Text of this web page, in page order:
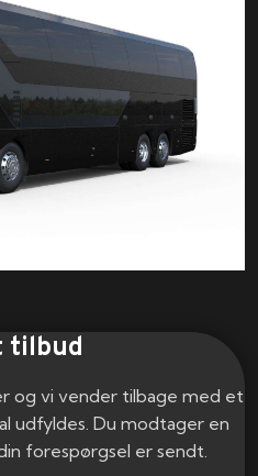
tilbud
og vi vender tilbage med et
udfyldes. Du modtager en
forespørgsel er sendt.